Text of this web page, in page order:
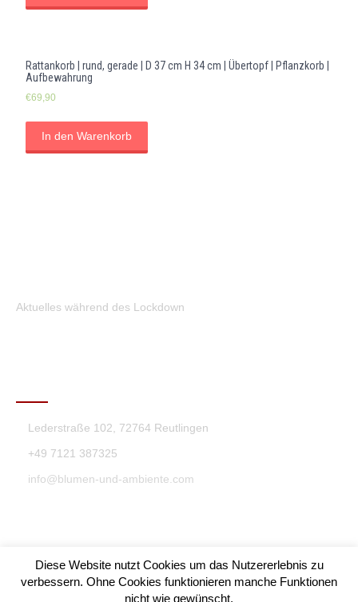
Rattankorb | rund, gerade | D 37 cm H 34 cm | Übertopf | Pflanzkorb |
Aufbewahrung
€69,90
In den Warenkorb
Aktuelles während des Lockdown
Lederstraße 102, 72764 Reutlingen
+49 7121 387325
info@blumen-und-ambiente.com
Diese Website nutzt Cookies um das Nutzererlebnis zu
verbessern. Ohne Cookies funktionieren manche Funktionen
nicht wie gewünscht.